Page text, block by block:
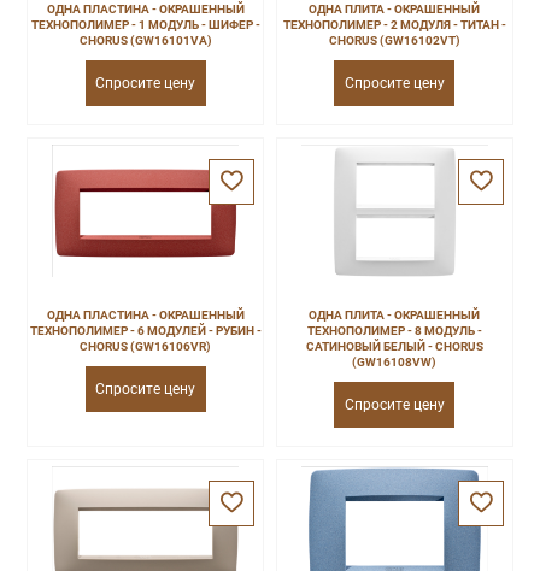
ОДНА ПЛАСТИНА - ОКРАШЕННЫЙ
ТЕХНОПОЛИМЕР - 1 МОДУЛЬ - ШИФЕР -
CHORUS (GW16101VA)
Спросите цену
ОДНА ПЛИТА - ОКРАШЕННЫЙ
ТЕХНОПОЛИМЕР - 2 МОДУЛЯ - ТИТАН -
CHORUS (GW16102VT)
Спросите цену
ОДНА ПЛАСТИНА - ОКРАШЕННЫЙ
ТЕХНОПОЛИМЕР - 6 МОДУЛЕЙ - РУБИН -
CHORUS (GW16106VR)
Спросите цену
ОДНА ПЛИТА - ОКРАШЕННЫЙ
ТЕХНОПОЛИМЕР - 8 МОДУЛЬ -
САТИНОВЫЙ БЕЛЫЙ - CHORUS
(GW16108VW)
Спросите цену